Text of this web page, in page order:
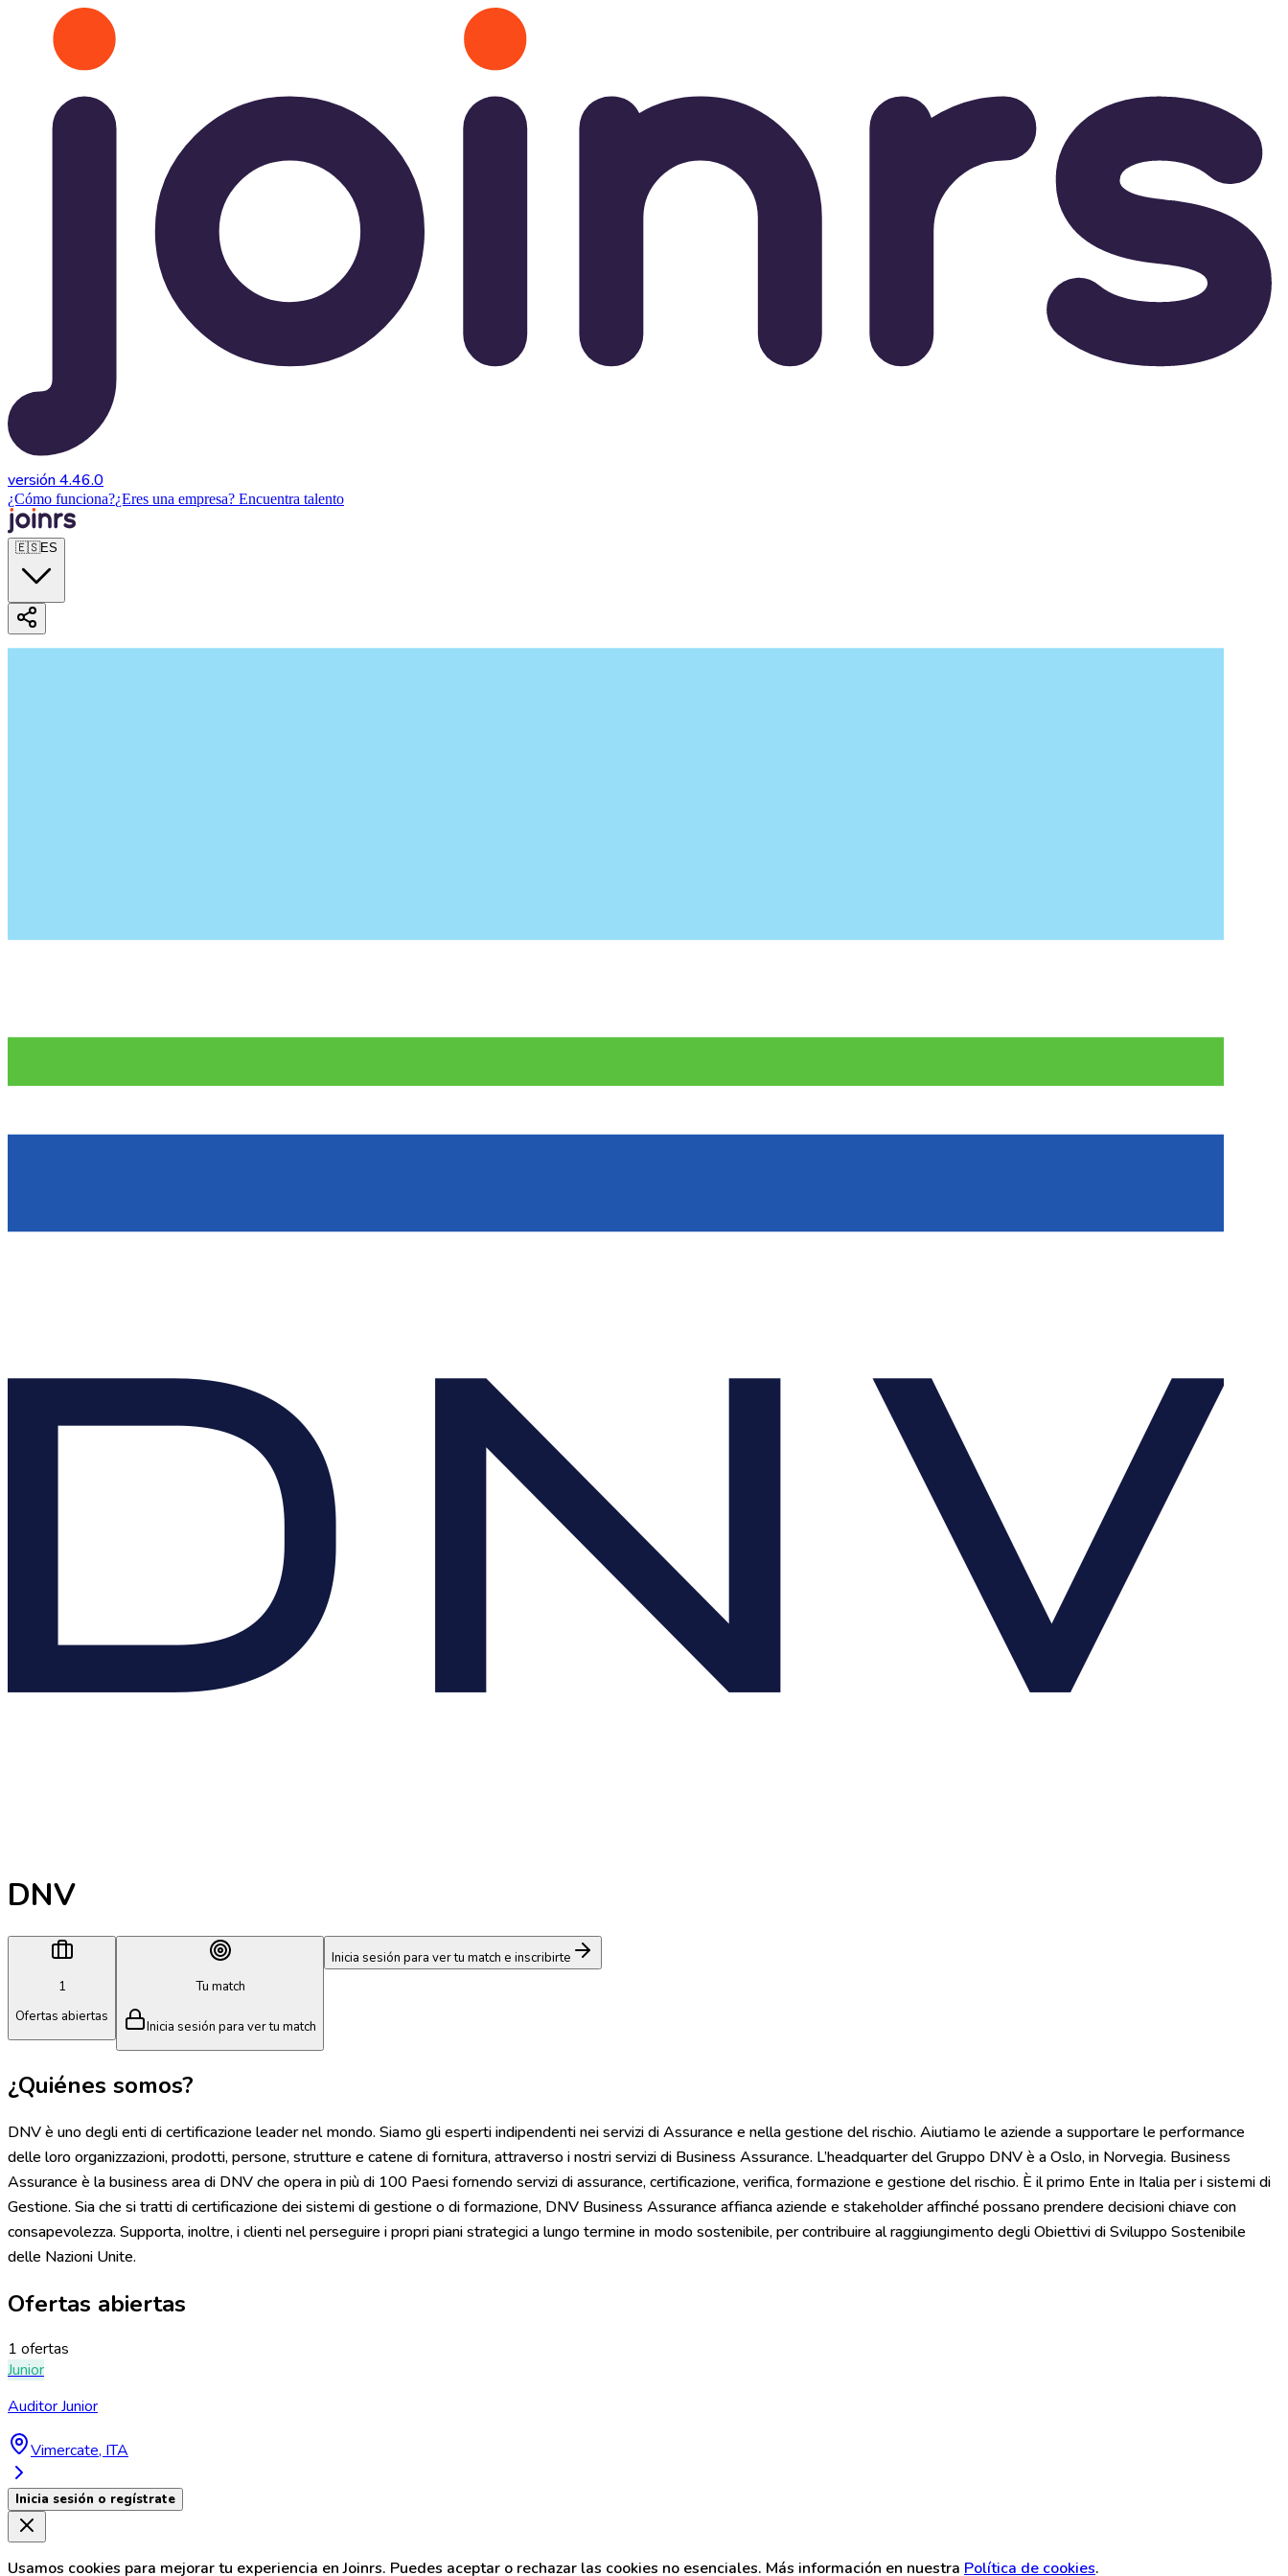
versión 4.46.0
¿Cómo funciona?¿Eres una empresa? Encuentra talento
🇪🇸ES
DNV
1
Ofertas abiertas
Tu match
Inicia sesión para ver tu match
Inicia sesión para ver tu match e inscribirte
¿Quiénes somos?
DNV è uno degli enti di certificazione leader nel mondo. Siamo gli esperti indipendenti nei servizi di Assurance e nella gestione del rischio. Aiutiamo le aziende a supportare le performance
delle loro organizzazioni, prodotti, persone, strutture e catene di fornitura, attraverso i nostri servizi di Business Assurance. L’headquarter del Gruppo DNV è a Oslo, in Norvegia. Business
Assurance è la business area di DNV che opera in più di 100 Paesi fornendo servizi di assurance, certificazione, verifica, formazione e gestione del rischio. È il primo Ente in Italia per i sistemi di
Gestione. Sia che si tratti di certificazione dei sistemi di gestione o di formazione, DNV Business Assurance affianca aziende e stakeholder affinché possano prendere decisioni chiave con
consapevolezza. Supporta, inoltre, i clienti nel perseguire i propri piani strategici a lungo termine in modo sostenibile, per contribuire al raggiungimento degli Obiettivi di Sviluppo Sostenibile
delle Nazioni Unite.
Ofertas abiertas
1 ofertas
Junior
Auditor Junior
Vimercate, ITA
Inicia sesión o regístrate
Usamos cookies para mejorar tu experiencia en Joinrs. Puedes aceptar o rechazar las cookies no esenciales. Más información en nuestra Política de cookies.